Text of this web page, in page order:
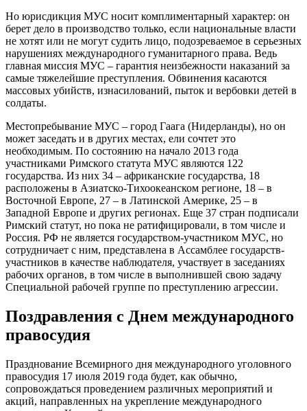
Но юрисдикция МУС носит комплиментарный характер: он
берет дело в производство только, если национальные власти
не хотят или не могут судить лицо, подозреваемое в серьезных
нарушениях международного гуманитарного права. Ведь
главная миссия МУС – гарантия неизбежности наказаний за
самые тяжелейшие преступления. Обвинения касаются
массовых убийств, изнасилований, пыток и вербовки детей в
солдаты.
Местопребывание МУС – город Гаага (Нидерланды), но он
может заседать и в других местах, ели сочтет это
необходимым. По состоянию на начало 2013 года
участниками Римского статута МУС являются 122
государства. Из них 34 – африканские государства, 18
расположены в Азиатско-Тихоокеанском регионе, 18 – в
Восточной Европе, 27 – в Латинской Америке, 25 – в
Западной Европе и других регионах. Еще 37 стран подписали
Римский статут, но пока не ратифицировали, в том числе и
Россия. РФ не является государством-участником МУС, но
сотрудничает с ним, представлена в Ассамблее государств-
участников в качестве наблюдателя, участвует в заседаниях
рабочих органов, в том числе в выполнившей свою задачу
Специальной рабочей группе по преступлению агрессии.
Поздравления с Днем международного
правосудия
Празднование Всемирного дня международного уголовного
правосудия 17 июля 2019 года будет, как обычно,
сопровождаться проведением различных мероприятий и
акций, направленных на укрепление международного